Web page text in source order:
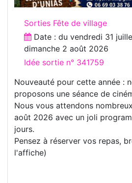
Sorties Fête de village
Date : du vendredi 31
dimanche 2 août 2026
Idée sortie n° 341759
Nouveauté pour cette année :
proposons une séance de
Nous vous attendons
août 2026 avec un joli
jours.
Pensez à réserver vos repas,
l'affiche)